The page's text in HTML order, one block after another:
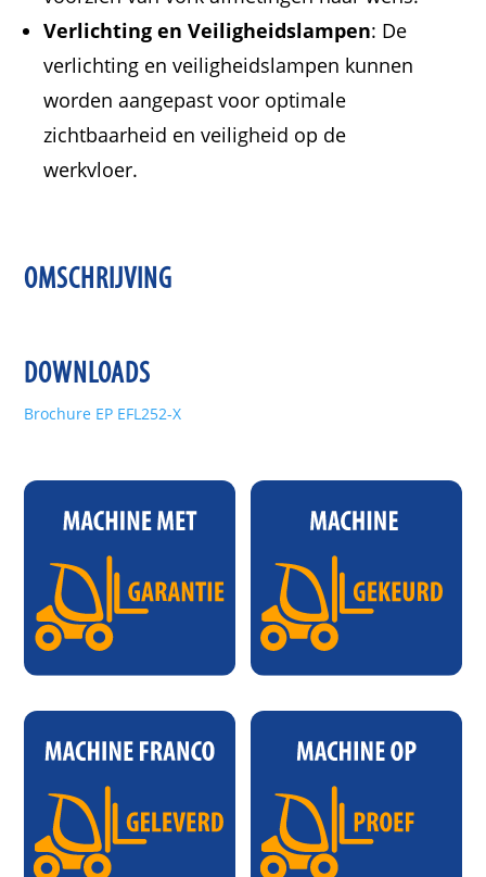
Verlichting en Veiligheidslampen: De
verlichting en veiligheidslampen kunnen
worden aangepast voor optimale
zichtbaarheid en veiligheid op de
werkvloer.
OMSCHRIJVING
DOWNLOADS
Brochure EP EFL252-X